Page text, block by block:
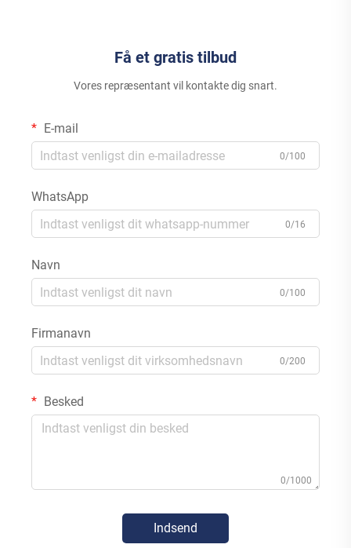
Få et gratis tilbud
Vores repræsentant vil kontakte dig snart.
E-mail
0/100
WhatsApp
0/16
Navn
0/100
Firmanavn
0/200
Besked
0/1000
Indsend